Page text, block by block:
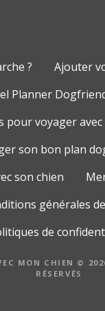
?
Ajouter
Planner
pour voyager
son bon plan
son chien
générales
de
MON CHIEN ©
RÉSERVÉS